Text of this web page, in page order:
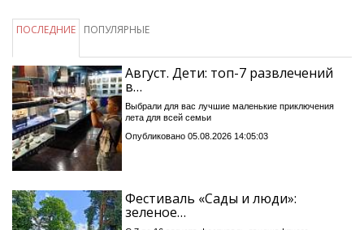
ПОСЛЕДНИЕ ПОПУЛЯРНЫЕ
Август. Дети: топ-7 развлечений
в…
Выбрали для вас лучшие маленькие приключения
лета для всей семьи
Опубликовано 05.08.2026 14:05:03
Фестиваль «Сады и люди»:
зеленое…